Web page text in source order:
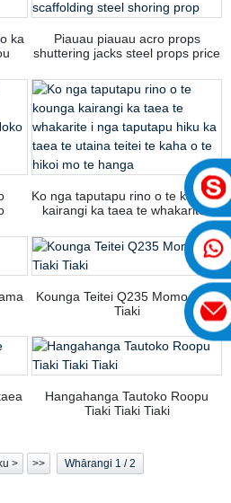
ka
Piauau piauau acro props
shuttering jacks steel props price
Ko nga taputapu rino o te kounga
kairangi ka taea te whakarite i
nga taputapu hiku ka taea te
utaina teitei te kaha o te hikoi mo
te hanga
Kounga Teitei Q235 Momo Tiaki
Tiaki
Hangahanga Tautoko Roopu
Tiaki Tiaki Tiaki
> >> Whārangi 1 / 2